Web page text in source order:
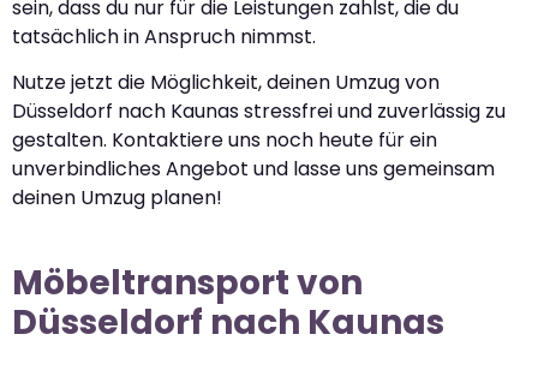
sein, dass du nur für die Leistungen zahlst, die du
tatsächlich in Anspruch nimmst.
Nutze jetzt die Möglichkeit, deinen Umzug von
Düsseldorf nach Kaunas stressfrei und zuverlässig zu
gestalten. Kontaktiere uns noch heute für ein
unverbindliches Angebot und lasse uns gemeinsam
deinen Umzug planen!
Möbeltransport von
Düsseldorf nach Kaunas